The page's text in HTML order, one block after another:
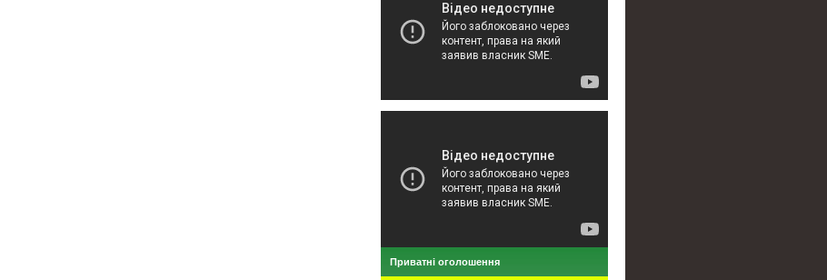
Приватні оголошення